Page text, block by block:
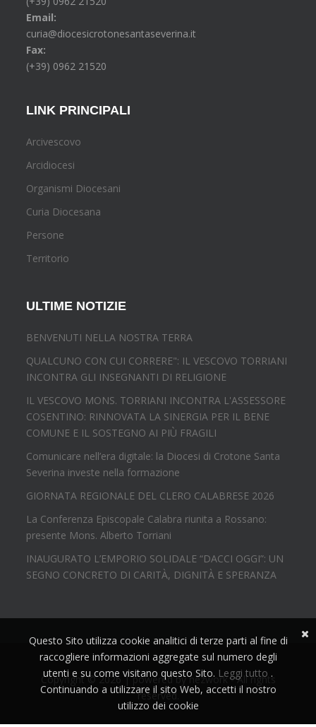
Email:
curia@diocesicrotonesantaseverina.it
Fax:
(+39) 0962 21520
LINK PRINCIPALI
Arcivescovo
Arcidiocesi
Organismi Diocesani
Curia Diocesana
Persone
Territorio
ULTIME NOTIZIE
BENVENUTI NELLA NOSTRA TERRA
QUALCUNO CON CUI CORRERE": IL VESCOVO TORRIANI
INCONTRA GLI INSEGNANTI DI RELIGIONE
IL VESCOVO MONS. TORRIANI INCONTRA L'ASSESSORE
COSENTINO: RINNOVATA LA SINERGIA PER IL BENE
COMUNE E IL SOSTEGNO AI PIÙ FRAGILI
Comunicare nell’era digitale: la Diocesi di Crotone Santa
Severina investe nella formazione
GIORNATA REGIONALE DEL CLERO CALABRESE 2026
La Conferenza Episcopale Calabra riunita a Rossano:
presente Mons. Alberto Torriani
INAUGURATO L’EMPORIO SOLIDALE “DACCI OGGI”: UN
SEGNO CONCRETO DI CARITÀ, DIGNITÀ E SPERANZA
Copyright © 2026 | powered bynezwork- All rights
reserved.
Questo Sito utilizza cookie analitici di terze parti al fine di
raccogliere informazioni aggregate sul numero degli
utenti e su come visitano questo Sito. Leggi tutto .
Continuando a utilizzare il sito Web, accetti il nostro
utilizzo dei cookie